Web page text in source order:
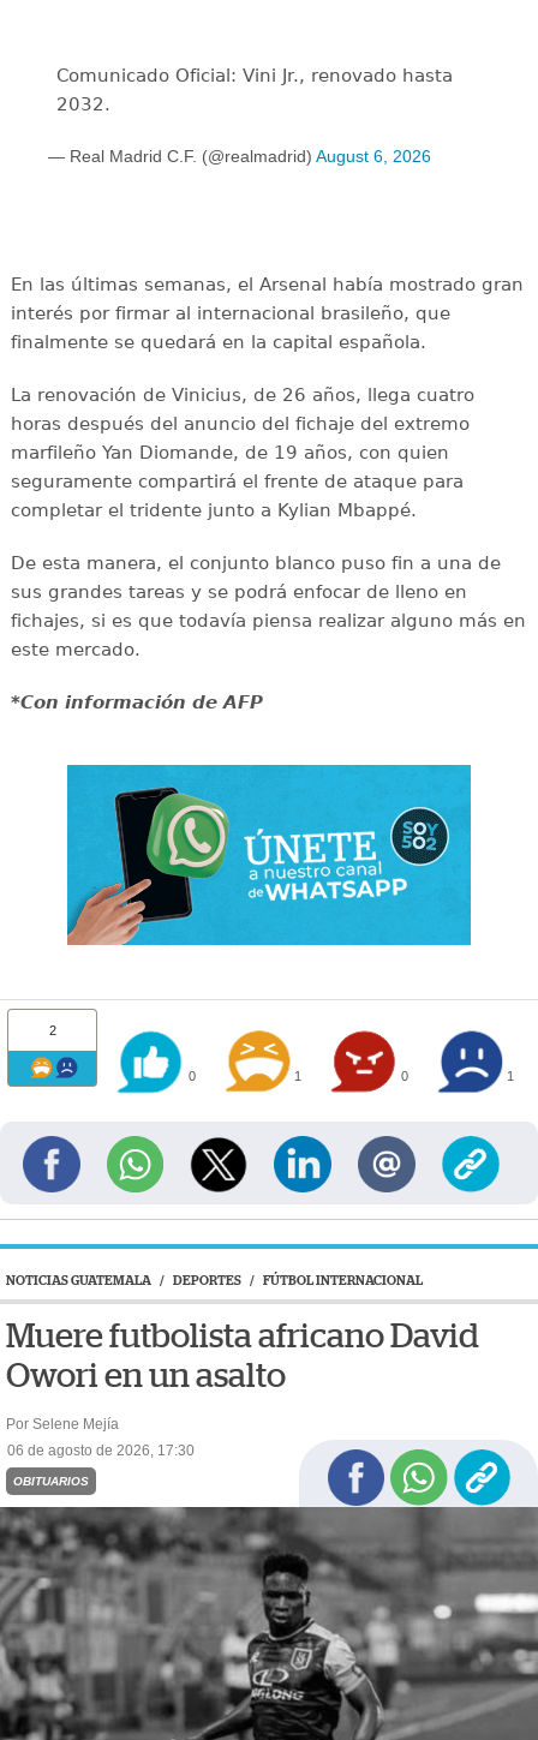
Comunicado Oficial: Vini Jr., renovado hasta
2032.
— Real Madrid C.F. (@realmadrid) August 6, 2026
En las últimas semanas, el Arsenal había mostrado gran
interés por firmar al internacional brasileño, que
finalmente se quedará en la capital española.
La renovación de Vinicius, de 26 años, llega cuatro
horas después del anuncio del fichaje del extremo
marfileño Yan Diomande, de 19 años, con quien
seguramente compartirá el frente de ataque para
completar el tridente junto a Kylian Mbappé.
De esta manera, el conjunto blanco puso fin a una de
sus grandes tareas y se podrá enfocar de lleno en
fichajes, si es que todavía piensa realizar alguno más en
este mercado.
*Con información de AFP
2
0 1 0 1
NOTICIAS GUATEMALA / DEPORTES / FÚTBOL INTERNACIONAL
Muere futbolista africano David
Owori en un asalto
Por Selene Mejía
06 de agosto de 2026, 17:30
OBITUARIOS